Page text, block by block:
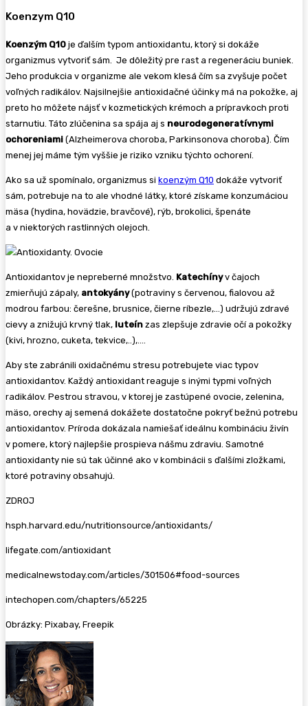
Koenzym Q10
Koenzým Q10 je ďalším typom antioxidantu, ktorý si dokáže
organizmus vytvoriť sám. Je dôležitý pre rast a regeneráciu buniek.
Jeho produkcia v organizme ale vekom klesá čím sa zvyšuje počet
voľných radikálov. Najsilnejšie antioxidačné účinky má na pokožke, aj
preto ho môžete nájsť v kozmetických krémoch a prípravkoch proti
starnutiu. Táto zlúčenina sa spája aj s neurodegeneratívnymi
ochoreniami (Alzheimerova choroba, Parkinsonova choroba). Čím
menej jej máme tým vyššie je riziko vzniku týchto ochorení.
Ako sa už spomínalo, organizmus si koenzým Q10 dokáže vytvoriť
sám, potrebuje na to ale vhodné látky, ktoré získame konzumáciou
mäsa (hydina, hovädzie, bravčové), rýb, brokolici, špenáte
a v niektorých rastlinných olejoch.
Antioxidantov je nepreberné množstvo. Katechínyv čajoch
zmierňujú zápaly, antokyány(potraviny s červenou, fialovou až
modrou farbou: čerešne, brusnice, čierne ríbezle,…) udržujú zdravé
cievy a znižujú krvný tlak, luteín zas zlepšuje zdravie očí a pokožky
(kivi, hrozno, cuketa, tekvice,..),….
Aby ste zabránili oxidačnému stresu potrebujete viac typov
antioxidantov. Každý antioxidant reaguje s inými typmi voľných
radikálov. Pestrou stravou, v ktorej je zastúpené ovocie, zelenina,
mäso, orechy aj semená dokážete dostatočne pokryť bežnú potrebu
antioxidantov. Príroda dokázala namiešať ideálnu kombináciu živín
v pomere, ktorý najlepšie prospieva nášmu zdraviu. Samotné
antioxidanty nie sú tak účinné ako v kombinácii s ďalšími zložkami,
ktoré potraviny obsahujú.
ZDROJ
hsph.harvard.edu/nutritionsource/antioxidants/
lifegate.com/antioxidant
medicalnewstoday.com/articles/301506#food-sources
intechopen.com/chapters/65225
Obrázky: Pixabay, Freepik